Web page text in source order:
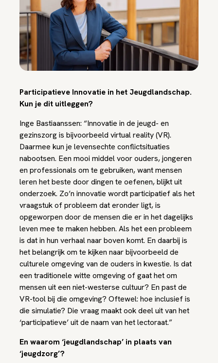
Participatieve Innovatie in het Jeugdlandschap.
Kun je dit uitleggen?
Inge Bastiaanssen: “Innovatie in de jeugd- en
gezinszorg is bijvoorbeeld virtual reality (VR).
Daarmee kun je levensechte conflictsituaties
nabootsen. Een mooi middel voor ouders, jongeren
en professionals om te gebruiken, want mensen
leren het beste door dingen te oefenen, blijkt uit
onderzoek. Zo’n innovatie wordt participatief als het
vraagstuk of probleem dat eronder ligt, is
opgeworpen door de mensen die er in het dagelijks
leven mee te maken hebben. Als het een probleem
is dat in hun verhaal naar boven komt. En daarbij is
het belangrijk om te kijken naar bijvoorbeeld de
culturele omgeving van de ouders in kwestie. Is dat
een traditionele witte omgeving of gaat het om
mensen uit een niet-westerse cultuur? En past de
VR-tool bij die omgeving? Oftewel: hoe inclusief is
die simulatie? Die vraag maakt ook deel uit van het
‘participatieve’ uit de naam van het lectoraat.”
En waarom ‘jeugdlandschap’ in plaats van
‘jeugdzorg’?